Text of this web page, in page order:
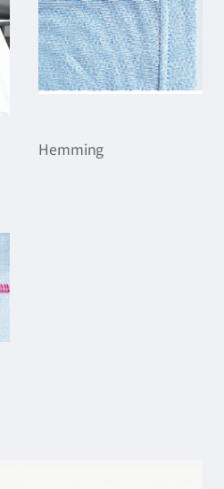
Hemming